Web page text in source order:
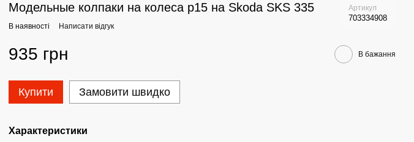
Модельные колпаки на колеса р15 на Skoda SKS 335 Артикул
703334908
В наявності Написати відгук
935 грн В бажання
Купити Замовити швидко
Характеристики